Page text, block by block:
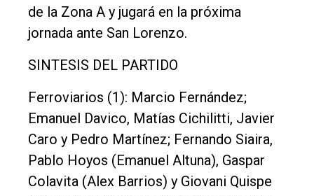
de la Zona A y jugará en la próxima
jornada ante San Lorenzo.
SINTESIS DEL PARTIDO
Ferroviarios (1): Marcio Fernández;
Emanuel Davico, Matías Cichilitti, Javier
Caro y Pedro Martínez; Fernando Siaira,
Pablo Hoyos (Emanuel Altuna), Gaspar
Colavita (Alex Barrios) y Giovani Quispe